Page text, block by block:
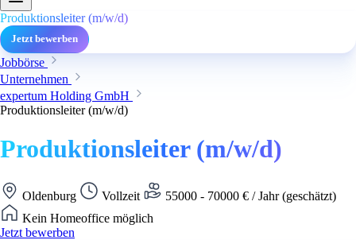
Produktionsleiter (m/w/d)
Jetzt bewerben
Jobbörse
Unternehmen
expertum Holding GmbH
Produktionsleiter (m/w/d)
Produktionsleiter (m/w/d)
Oldenburg Vollzeit
55000 - 70000 € / Jahr (geschätzt)
Kein Homeoffice möglich
Jetzt bewerben